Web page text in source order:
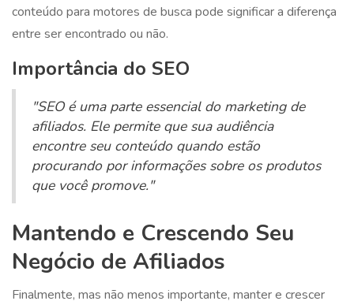
conteúdo para motores de busca pode significar a diferença
entre ser encontrado ou não.
Importância do SEO
"SEO é uma parte essencial do marketing de
afiliados. Ele permite que sua audiência
encontre seu conteúdo quando estão
procurando por informações sobre os produtos
que você promove."
Mantendo e Crescendo Seu
Negócio de Afiliados
Finalmente, mas não menos importante, manter e crescer